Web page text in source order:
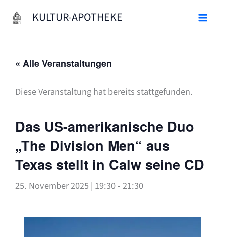
Inhalt
KULTUR-APOTHEKE
« Alle Veranstaltungen
Diese Veranstaltung hat bereits stattgefunden.
Das US-amerikanische Duo
„The Division Men“ aus
Texas stellt in Calw seine CD
25. November 2025 | 19:30-21:30